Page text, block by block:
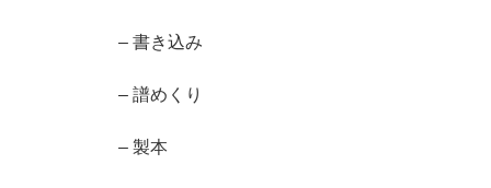
– 書き込み
– 譜めくり
– 製本